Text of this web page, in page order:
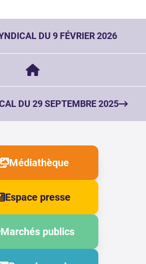
DU 9 FÉVRIER 2026
DU 29 SEPTEMBRE 2025
Médiathèque
Espace presse
Marchés publics